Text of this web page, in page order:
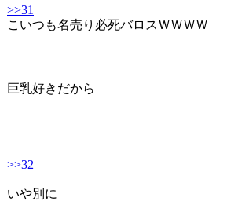
>>31
こいつも名売り必死バロスＷＷＷＷ
巨乳好きだから
>>32
いや別に